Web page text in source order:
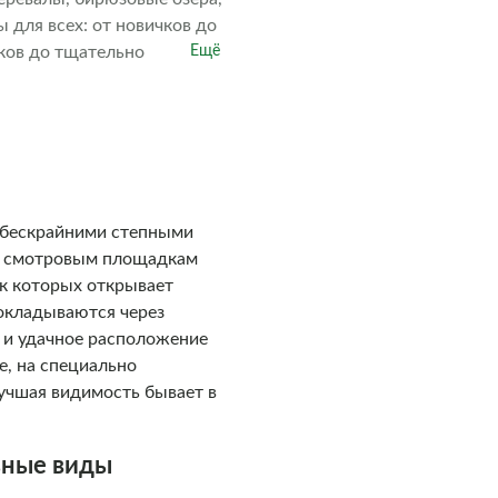
всех: от новичков до
до тщательно
Ещё
степными
смотровым площадкам
которых открывает
через
удачное расположение
на специально
видимость бывает в
виды